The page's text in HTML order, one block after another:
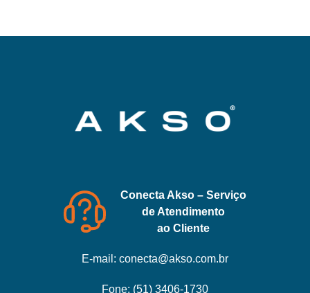
Conecta Akso – Serviço
de Atendimento
ao Cliente
E-mail: conecta@akso.com.br
Fone: (51) 3406-1730